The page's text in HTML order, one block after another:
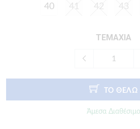
40 41 42 43
ΤΕΜΑΧΙΑ
ΤΟ ΘΕΛΩ
Άμεσα Διαθέσιμο